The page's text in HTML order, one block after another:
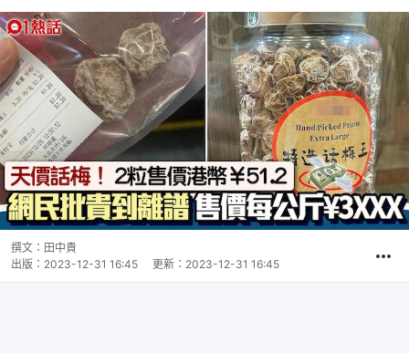
撰文： 田中貴
出版： 2023-12-31 16:45 更新： 2023-12-31 16:45